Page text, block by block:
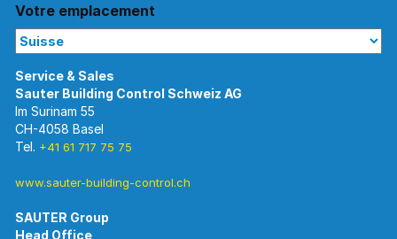
Votre emplacement
Im Surinam 55
CH-4058 Basel
Tel. +41 61 717 75 75
www.sauter-building-control.ch
SAUTER Group
Head Office